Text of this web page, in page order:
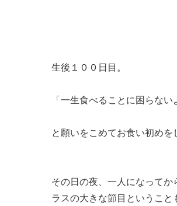
生後１００日目。
「一生食べることに困らない
と願いをこめてお食い初めを
その日の夜、一人になって
ラスの大きな節目ということ